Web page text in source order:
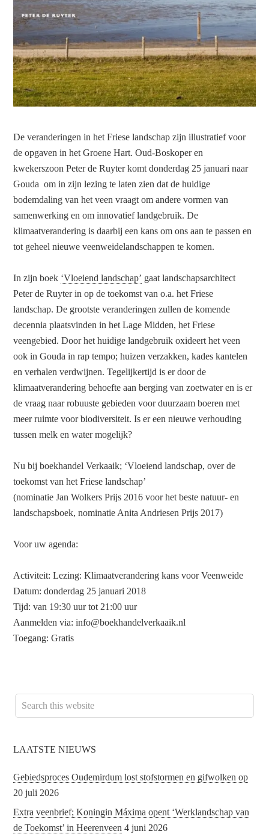
De veranderingen in het Friese landschap zijn illustratief voor
de opgaven in het Groene Hart. Oud-Boskoper en
kwekerszoon Peter de Ruyter komt donderdag 25 januari naar
Gouda om in zijn lezing te laten zien dat de huidige
bodemdaling van het veen vraagt om andere vormen van
samenwerking en om innovatief landgebruik. De
klimaatverandering is daarbij een kans om ons aan te passen en
tot geheel nieuwe veenweidelandschappen te komen.
In zijn boek ‘Vloeiend landschap’ gaat landschapsarchitect
Peter de Ruyter in op de toekomst van o.a. het Friese
landschap. De grootste veranderingen zullen de komende
decennia plaatsvinden in het Lage Midden, het Friese
veengebied. Door het huidige landgebruik oxideert het veen
ook in Gouda in rap tempo; huizen verzakken, kades kantelen
en verhalen verdwijnen. Tegelijkertijd is er door de
klimaatverandering behoefte aan berging van zoetwater en is er
de vraag naar robuuste gebieden voor duurzaam boeren met
meer ruimte voor biodiversiteit. Is er een nieuwe verhouding
tussen melk en water mogelijk?
Nu bij boekhandel Verkaaik; ‘Vloeiend landschap, over de
toekomst van het Friese landschap’
(nominatie Jan Wolkers Prijs 2016 voor het beste natuur- en
landschapsboek, nominatie Anita Andriesen Prijs 2017)
Voor uw agenda:
Activiteit: Lezing:Klimaatverandering kans voor Veenweide
Datum: donderdag 25 januari 2018
Tijd: van 19:30 uur tot 21:00 uur
Aanmelden via: info@boekhandelverkaaik.nl
Toegang: Gratis
LAATSTE NIEUWS
Gebiedsproces Oudemirdum lost stofstormen en gifwolken op
20 juli 2026
Extra veenbrief; Koningin Máxima opent ‘Werklandschap van
de Toekomst’ in Heerenveen 4 juni 2026